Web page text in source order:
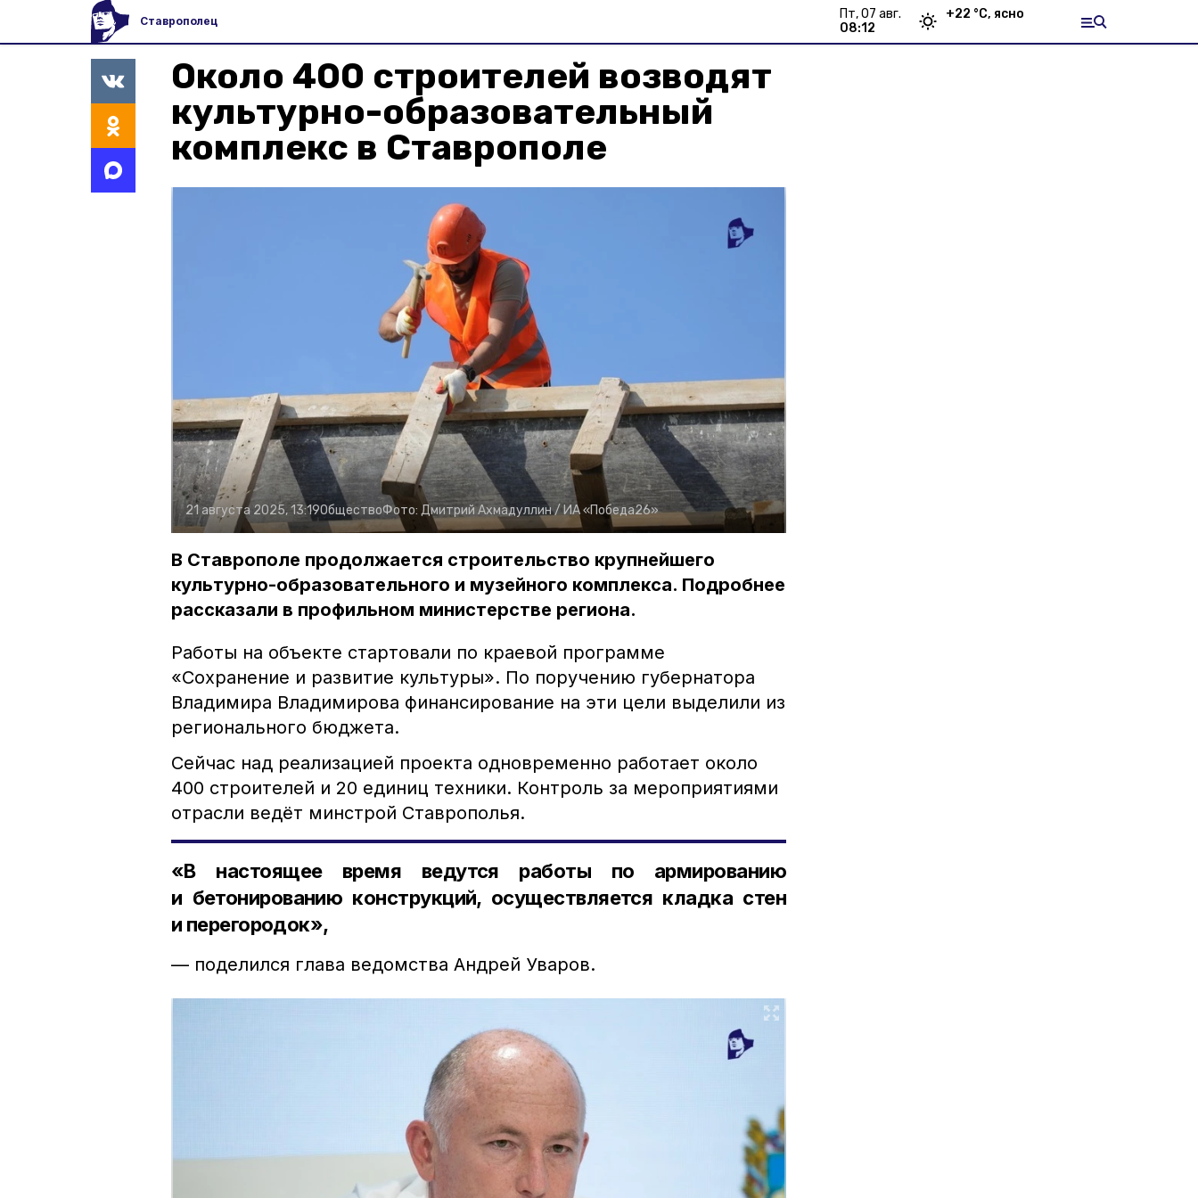
Ставрополец
пт, 07 авг.
08:12
+22 °С, ясно
Около 400 строителей возводят
культурно-образовательный
комплекс в Ставрополе
21 августа 2025, 13:19ОбществоФото: Дмитрий Ахмадуллин / ИА «Победа26»
В Ставрополе продолжается строительство крупнейшего
культурно-образовательного и музейного комплекса. Подробнее
рассказали в профильном министерстве региона.
Работы на объекте стартовали по краевой программе
«Сохранение и развитие культуры». По поручению губернатора
Владимира Владимирова финансирование на эти цели выделили из
регионального бюджета.
Сейчас над реализацией проекта одновременно работает около
400 строителей и 20 единиц техники. Контроль за мероприятиями
отрасли ведёт минстрой Ставрополья.
«В настоящее время ведутся работы по армированию
и бетонированию конструкций, осуществляется кладка стен
и перегородок»,
— поделился глава ведомства Андрей Уваров.